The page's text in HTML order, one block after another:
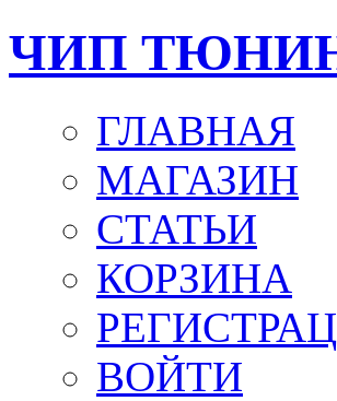
ЧИП
ГЛАВНАЯ
МАГАЗИН
СТАТЬИ
КОРЗИНА
ВОЙТИ